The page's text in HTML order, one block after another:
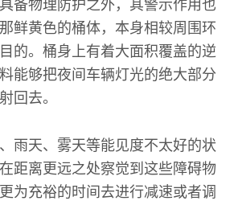
备物理防护之外，其警示作用也
鲜黄色的桶体，本身相较周围环
的。桶身上有着大面积覆盖的逆
能够把夜间车辆灯光的绝大部分
回去。
雨天、雾天等能见度不太好的状
距离更远之处察觉到这些障碍物
为充裕的时间去进行减速或者调